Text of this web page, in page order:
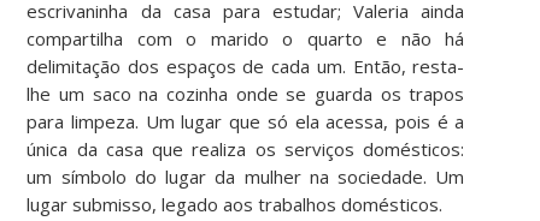
escrivaninha da casa para estudar; Valeria ainda
compartilha com o marido o quarto e não há
delimitação dos espaços de cada um. Então, resta-
lhe um saco na cozinha onde se guarda os trapos
para limpeza. Um lugar que só ela acessa, pois é a
única da casa que realiza os serviços domésticos:
um símbolo do lugar da mulher na sociedade. Um
lugar submisso, legado aos trabalhos domésticos.